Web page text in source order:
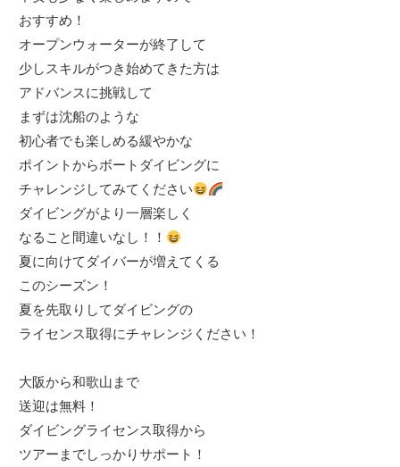
おすすめ！
オープンウォーターが終了して
少しスキルがつき始めてきた方は
アドバンスに挑戦して
まずは沈船のような
初心者でも楽しめる緩やかな
ポイントからボートダイビングに
チャレンジしてみてください
ダイビングがより一層楽しく
なること間違いなし！！
夏に向けてダイバーが増えてくる
このシーズン！
夏を先取りしてダイビングの
ライセンス取得にチャレンジください！
大阪から和歌山まで
送迎は無料！
ダイビングライセンス取得から
ツアーまでしっかりサポート！